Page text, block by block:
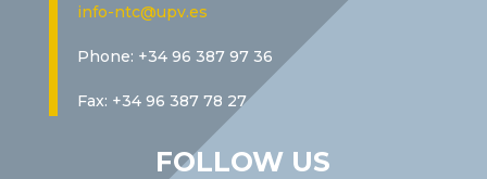
info-ntc@upv.es
Phone: +34 96 387 97 36
Fax: +34 96 387 78 27
FOLLOW US